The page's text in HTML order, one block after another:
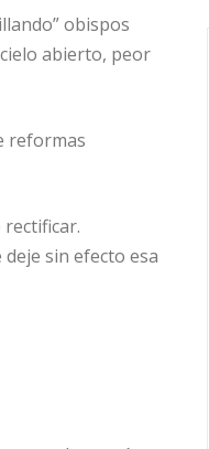
obispos
abierto, peor
reformas
sin efecto esa